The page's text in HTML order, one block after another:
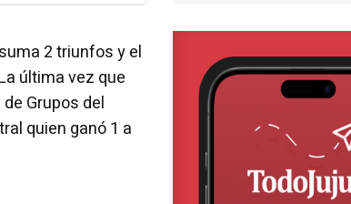
2 triunfos y el
última vez que
Grupos del
quien ganó 1 a